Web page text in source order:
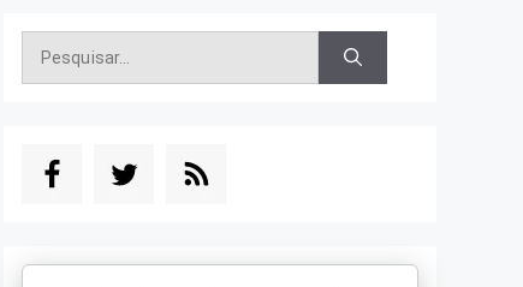
Pesquisar
por: